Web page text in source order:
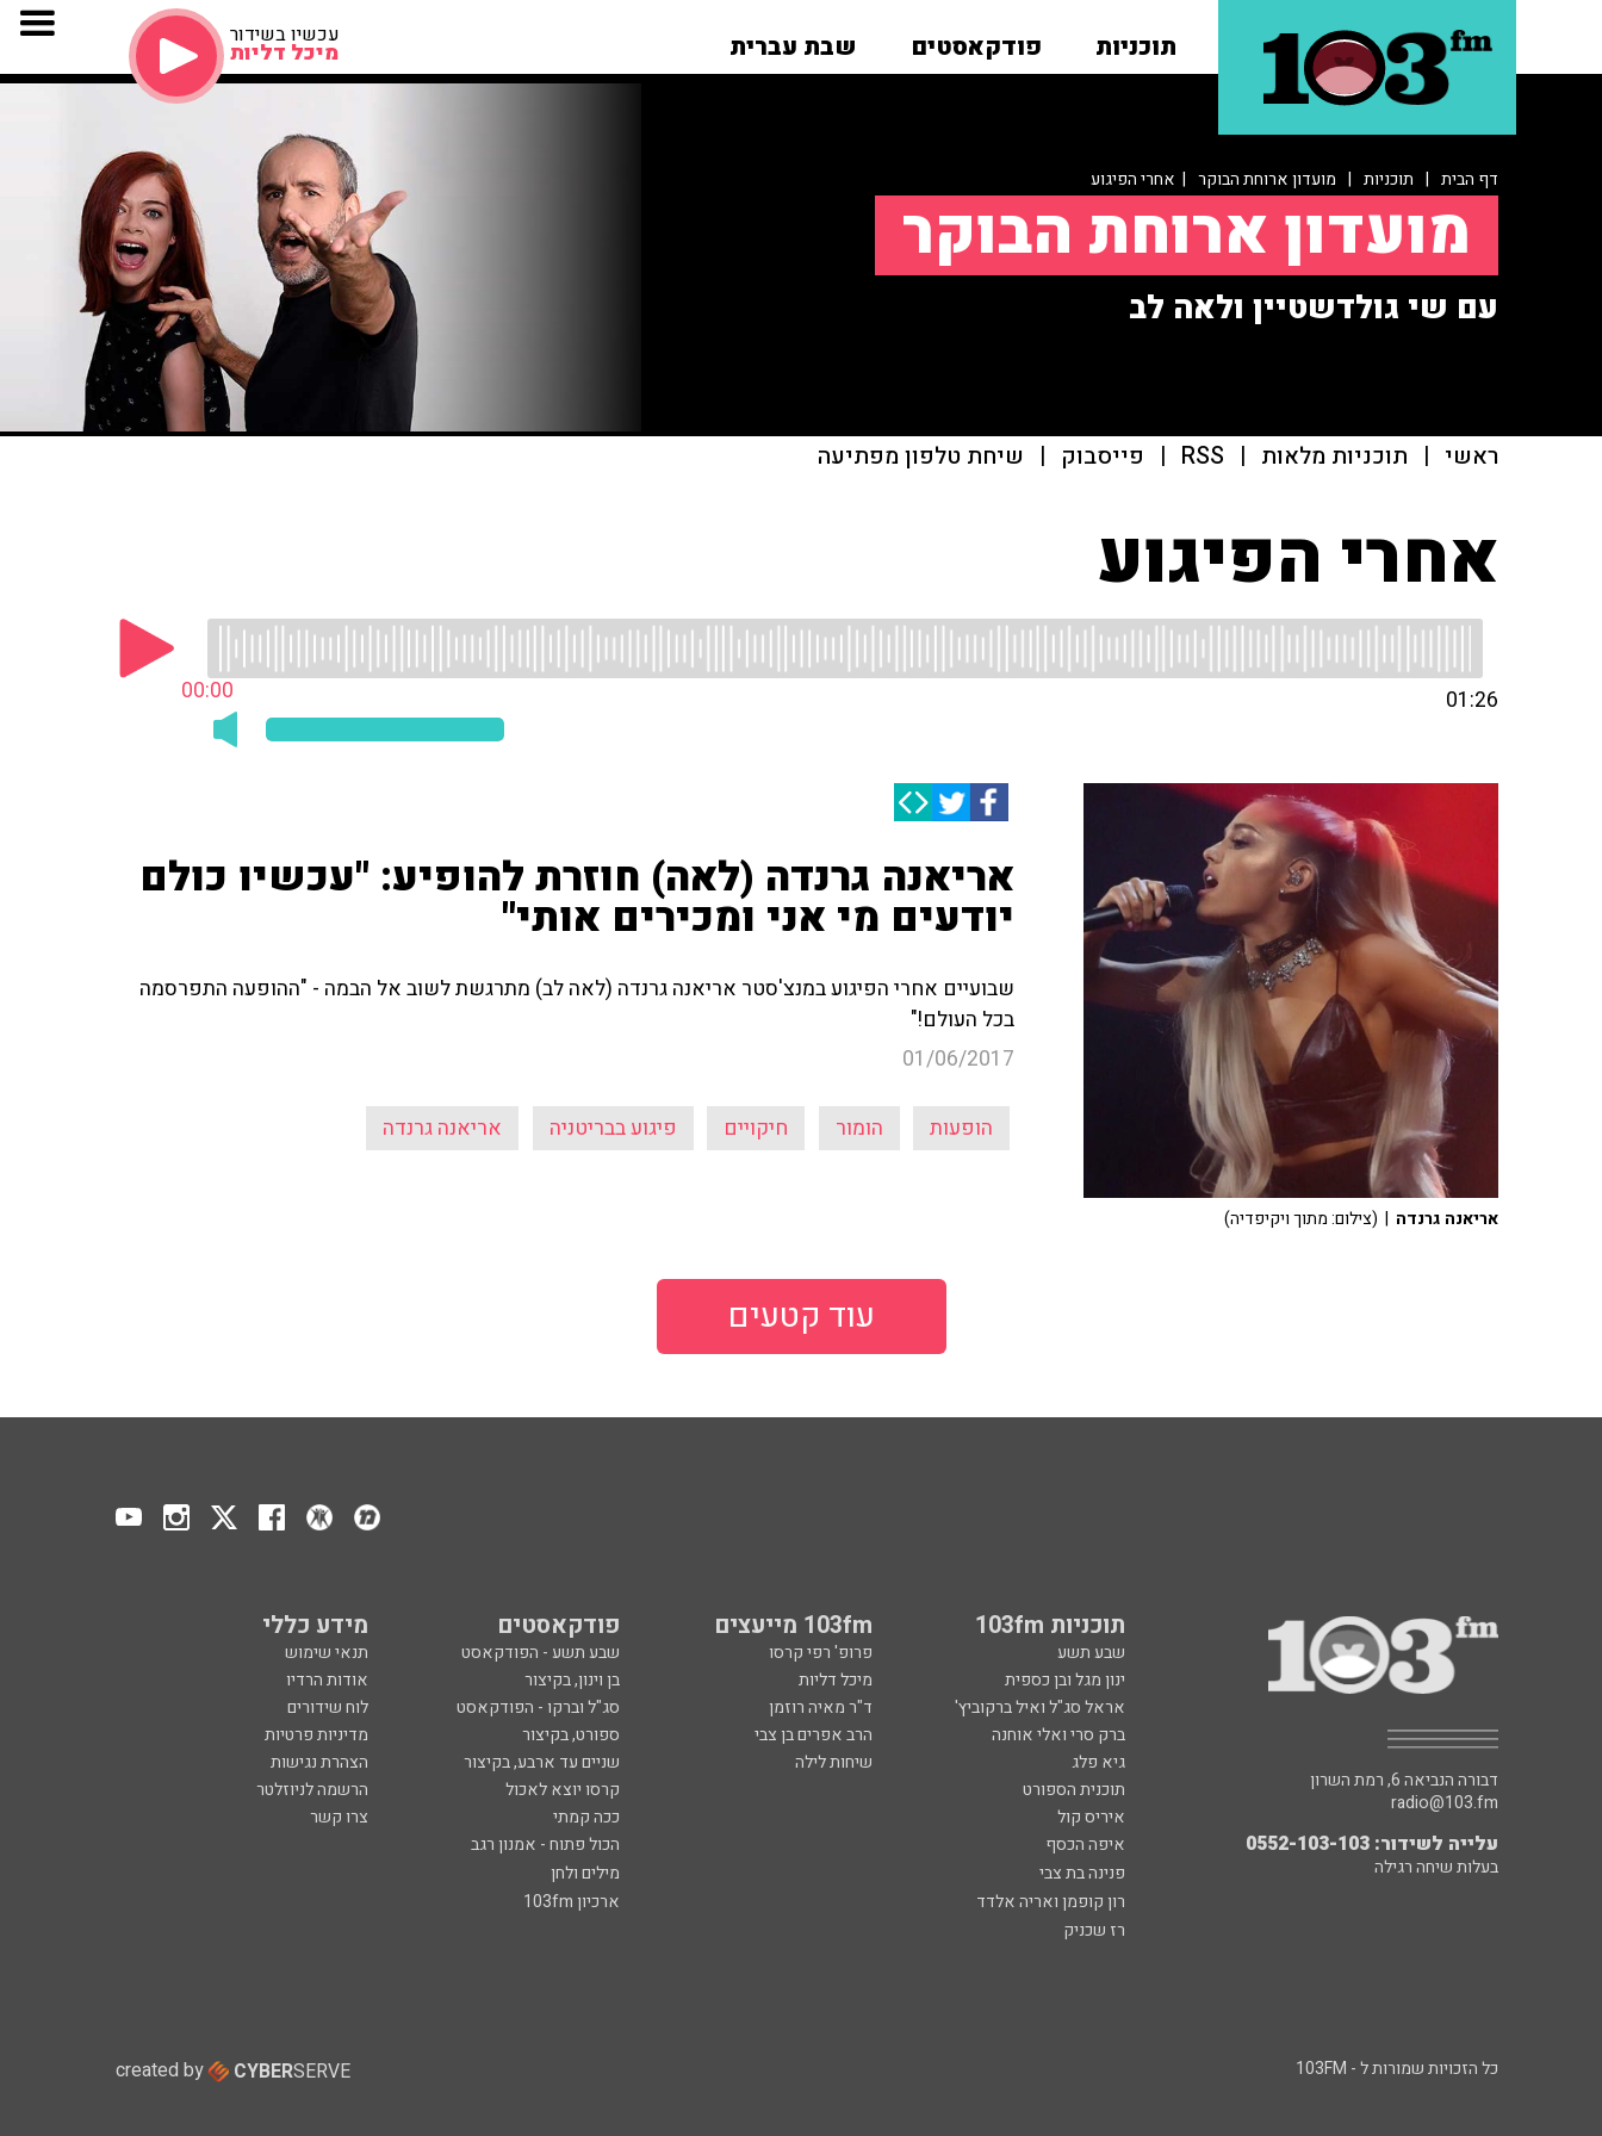
תוכניות פודקאסטים שבת עברית עכשיו בשידור
מיכל דליות
דף הבית | תוכניות | מועדון ארוחת הבוקר | אחרי הפיגוע
מועדון ארוחת הבוקר
עם שי גולדשטיין ולאה לב
ראשי | תוכניות מלאות |
RSS
| פייסבוק | שיחת טלפון מפתיעה
אחרי הפיגוע
00:00 01:26
אריאנה גרנדה (לאה) חוזרת להופיע: "עכשיו כולם
יודעים מי אני ומכירים אותי"
שבועיים אחרי הפיגוע במנצ'סטר אריאנה גרנדה (לאה לב) מתרגשת לשוב אל הבמה - "ההופעה התפרסמה
בכל העולם!"
01/06/2017
הופעות הומור חיקויים פיגוע בבריטניה אריאנה גרנדה
אריאנה גרנדה | (צילום: מתוך ויקיפדיה)
עוד קטעים
תוכניות 103fm 103fm מייעצים פודקאסטים מידע כללי
שבע תשע פרופ' רפי קרסו שבע תשע - הפודקאסט
תנאי שימוש
ינון מגל ובן כספית
מיכל דליות בן וינון, בקיצור
אודות הרדיו
אראל סג"ל ואיל ברקוביץ'
ד"ר מאיה רוזמן סג"ל וברקו - הפודקאסט
לוח שידורים
ברק סרי ואלי אוחנה
הרב אפרים בן צבי ספורט, בקיצור
מדיניות פרטיות
גיא פלג
שיחות לילה שניים עד ארבע, בקיצור
הצהרת נגישות
תוכנית הספורט
קרסו יוצא לאכול
הרשמה לניוזלטר
איריס קול
ככה קמתי
צרו קשר
איפה הכסף
הכול פתוח - אמנון רגב
פנינה בת צבי
מילים ולחן
רון קופמן ואריה אלדד
ארכיון 103fm
רז שכניק
דבורה הנביאה 6, רמת השרון
radio@103.fm
עלייה לשידור: 0552-103-103
בעלות שיחה רגילה
כל הזכויות שמורות ל - 103FM created by CYBERSERVE